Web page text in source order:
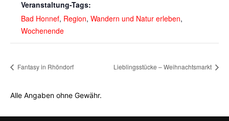
Veranstaltung-Tags:
Bad Honnef, Region, Wandern und Natur erleben,
Wochenende
Fantasy in Rhöndorf Lieblingsstücke – Weihnachtsmarkt
Alle Angaben ohne Gewähr.